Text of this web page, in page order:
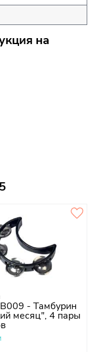
на
- Тамбурин
месяц", 4 пары